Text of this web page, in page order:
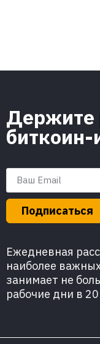
Держите
биткоин-
Подписаться
Ежедневная
наиболее
занимает не
рабочие дни в